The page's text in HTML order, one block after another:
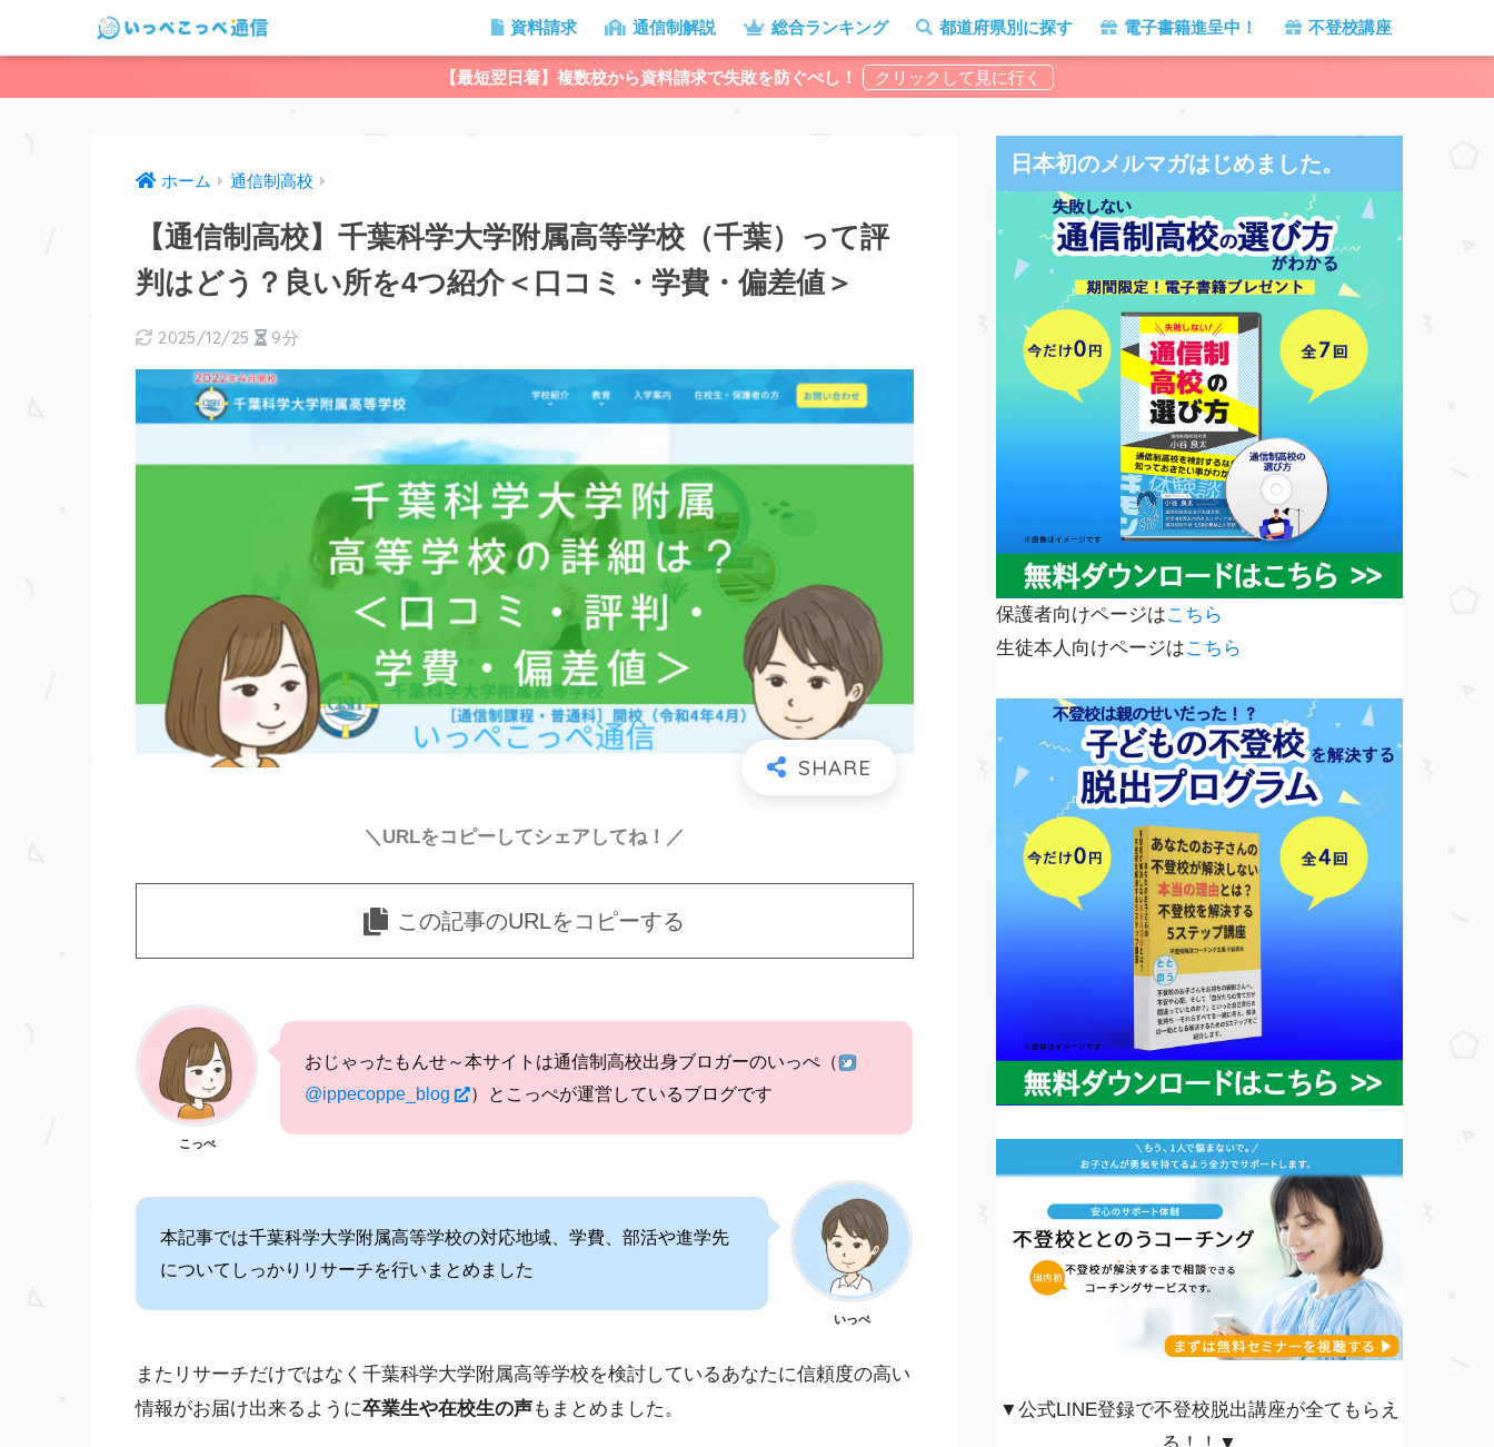
資料請求 通信制解説 総合ランキング 都道府県別に探す 電子書籍進呈中！ 不登校講座
【最短翌日着】複数校から資料請求で失敗を防ぐべし！
ホーム 通信制高校
【通信制高校】千葉科学大学附属高等学校（千葉）って評
判はどう？良い所を4つ紹介＜口コミ・学費・偏差値＞
2025/12/25 9分
＼URLをコピーしてシェアしてね！／
この記事のURLをコピーする
こっぺ
おじゃったもんせ～本サイトは通信制高校出身ブロガーのいっぺ（
@ippecoppe_blog
）とこっぺが運営しているブログです
本記事では千葉科学大学附属高等学校の対応地域、学費、部活や進学先
についてしっかりリサーチを行いまとめました
いっぺ
またリサーチだけではなく千葉科学大学附属高等学校を検討しているあなたに信頼度の高い
情報がお届け出来るように卒業生や在校生の声もまとめました。
日本初のメルマガはじめました。
保護者向けページはこちら
生徒本人向けページはこちら
▼公式LINE登録で不登校脱出講座が全てもらえ